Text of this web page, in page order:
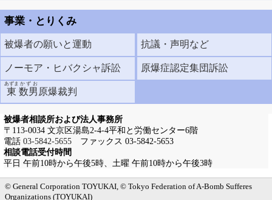
被爆者相談所および法人事務所
〒113-0034 文京区湯島2-4-4平和と労働センター6階
電話 03-5842-5655ファックス 03-5842-5653
相談電話受付時間
平日 午前10時から午後5時、土曜 午前10時から午後3時
事業・とりくみ
被爆者の願いと運動 抗議・声明など
ノーモア・ヒバクシャ訴訟 原爆症認定集団訴訟
東
あずま
数男
かずお
原爆裁判
メインメニューへ
サブメニューへ
現在地ナビ（パンくずリスト）へ
本文の冒頭へ
ページの先頭へ
© General Corporation TOYUKAI, © Tokyo Federation of A-Bomb Sufferes
Organizations (TOYUKAI)